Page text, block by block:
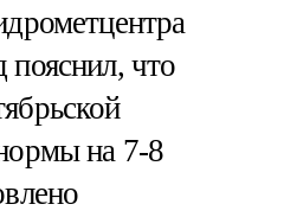
что
на 7-8